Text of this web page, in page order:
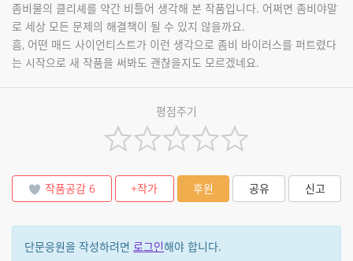
좀비물의 클리셰를 약간 비틀어 생각해 본 작품입니다. 어쩌면 좀비야말
로 세상 모든 문제의 해결책이 될 수 있지 않을까요.
흠, 어떤 매드 사이언티스트가 이런 생각으로 좀비 바이러스를 퍼트렸다
는 시작으로 새 작품을 써봐도 괜찮을지도 모르겠네요.
평점주기
작품공감 6 +작가 후원 공유 신고
단문응원을 작성하려면 로그인해야 합니다.